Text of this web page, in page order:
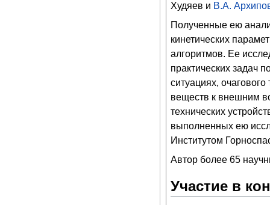
Худяев и В.А.
Полученные ею
кинетических
алгоритмов. Ее
практических задач
ситуациях,
веществ к внешним
технических
выполненных ею
Институтом
Автор более 65
Участие в